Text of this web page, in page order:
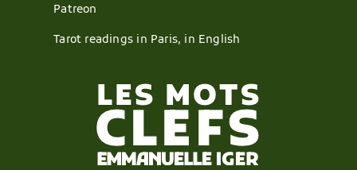
Patreon
Tarot readings in Paris, in English